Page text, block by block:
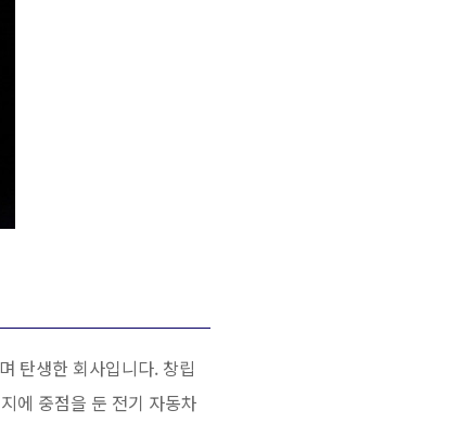
탄생한 회사입니다. 창립
에 중점을 둔 전기 자동차